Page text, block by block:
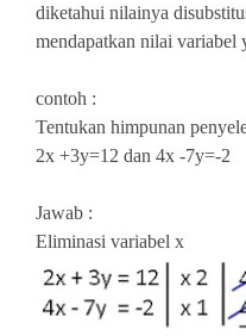
diketahui nilainya
mendapatkan nilai variabel
contoh :
Tentukan himpunan
2x +3y=12 dan 4x -7y=-2
Jawab :
Eliminasi variabel x